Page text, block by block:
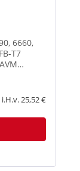
6660,
T7
5690
25,52 €